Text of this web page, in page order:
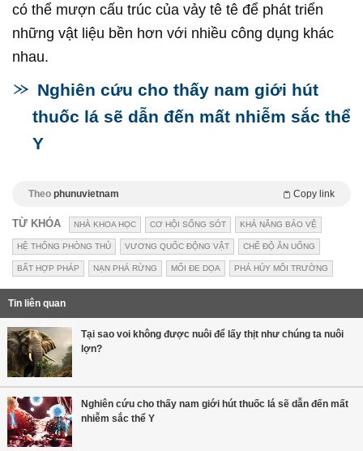
có thể mượn cấu trúc của vảy tê tê để phát triển
những vật liệu bền hơn với nhiều công dụng khác
nhau.
Nghiên cứu cho thấy nam giới hút
thuốc lá sẽ dẫn đến mất nhiễm sắc thể
Y
Theo phunuvietnam Copy link
TỪ KHÓA NHÀ KHOA HỌC CƠ HỘI SỐNG SÓT KHẢ NĂNG BẢO VỆ
HỆ THỐNG PHÒNG THỦ VƯƠNG QUỐC ĐỘNG VẬT CHẾ ĐỘ ĂN UỐNG
BẤT HỢP PHÁP NẠN PHÁ RỪNG MỐI ĐE DỌA PHÁ HỦY MÔI TRƯỜNG
Tin liên quan
Tại sao voi không được nuôi để lấy thịt như chúng ta nuôi
lợn?
Nghiên cứu cho thấy nam giới hút thuốc lá sẽ dẫn đến mất
nhiễm sắc thể Y